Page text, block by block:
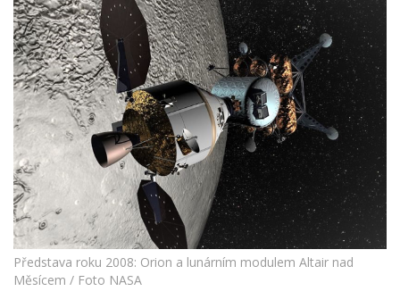
Představa roku 2008: Orion a lunárním modulem Altair nad
Měsícem / Foto NASA